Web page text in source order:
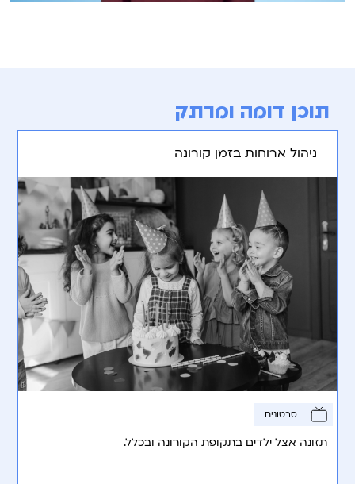
תוכן דומה ומרתק
ניהול ארוחות בזמן קורונה
סרטונים
תזונה אצל ילדים בתקופת הקורונה ובכלל.